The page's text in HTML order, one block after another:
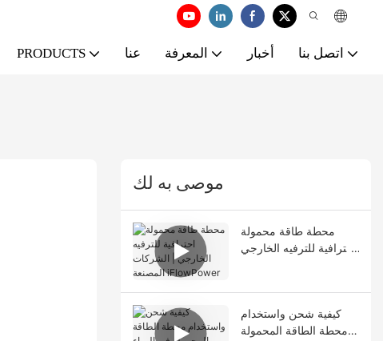
PRODUCTS عنا المعرفة أخبار اتصل بنا
موصى به لك
محطة طاقة محمولة
احترافية للترفيه الخارجي
كيفية شحن واستخدام
محطة الطاقة المحمولة